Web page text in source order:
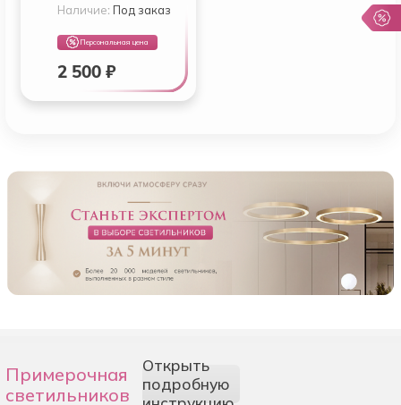
Наличие: Под заказ
Персональная цена
2 500 ₽
Примерочная
светильников
Открыть
подробную